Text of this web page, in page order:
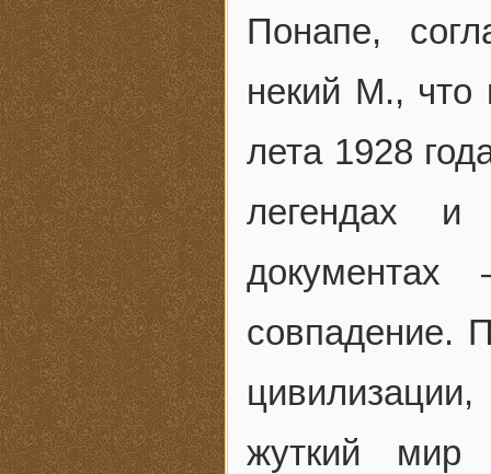
Понапе,
некий М., что
лета 1928
легендах
совпадение.
жуткий мир